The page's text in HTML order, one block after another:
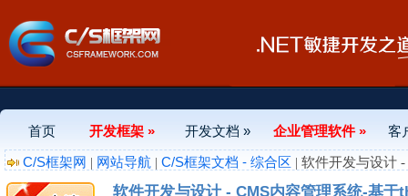
首页 开发框架 » 开发文档 » 企业管理软件 »
客
C/S框架网 | 网站导航 | C/S框架文档 - 综合区 | 软件开发与设计
DIY 一键生成
软件开发与设计 - CMS内容管理系统-基